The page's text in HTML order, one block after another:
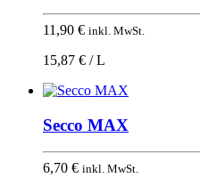
11,90 € inkl. MwSt.
15,87 € / L
Secco MAX
6,70 € inkl. MwSt.